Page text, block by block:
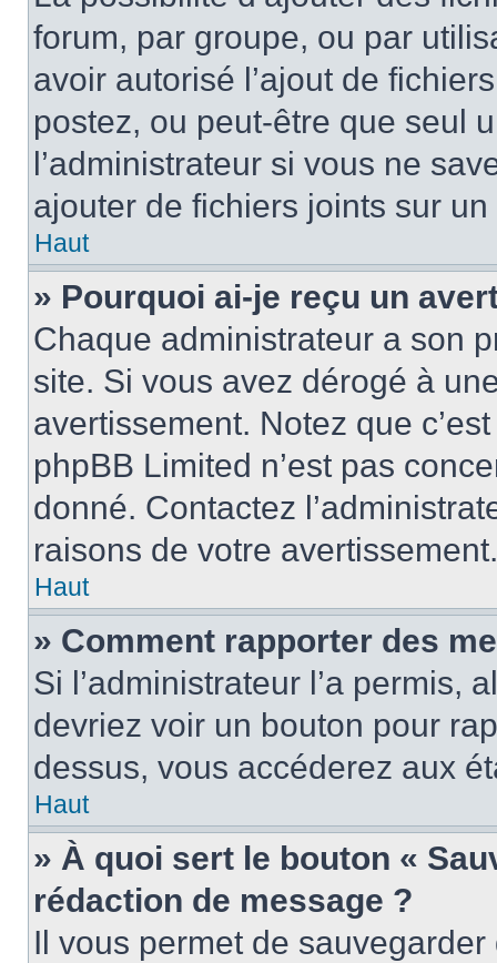
forum, par groupe, ou par
avoir autorisé l’ajout de
postez, ou peut-être que seul
l’administrateur si vous ne
ajouter de fichiers joints sur un
Haut
» Pourquoi ai-je reçu un
Chaque administrateur a son
site. Si vous avez dérogé à
avertissement. Notez que
phpBB Limited n’est pas
donné. Contactez
raisons de votre avertissement.
Haut
» Comment rapporter des
Si l’administrateur l’a permis,
devriez voir un bouton pour
dessus, vous accéderez aux
Haut
» À quoi sert le bouton «
rédaction de message ?
Il vous permet de